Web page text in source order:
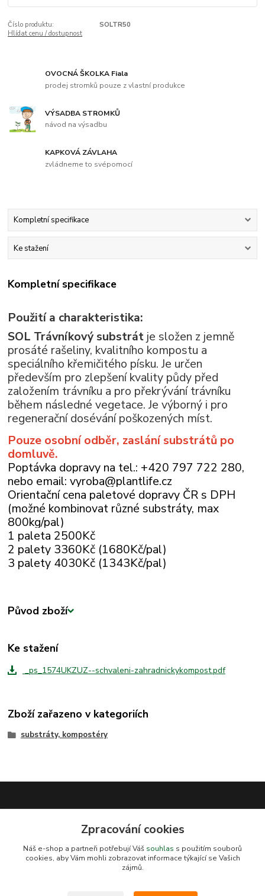
Číslo produktu:
SOLTR50
Hlídat cenu / dostupnost
OVOCNÁ ŠKOLKA Fiala
prodej stromků pouze z vlastní produkce
VÝSADBA STROMKŮ
návod na výsadbu
KAPKOVÁ ZÁVLAHA
zvládneme to svépomocí
Kompletní specifikace
Ke stažení
Kompletní specifikace
Použití a charakteristika:
SOL Trávníkový substrát je složen z jemně
prosáté rašeliny, kvalitního kompostu a
speciálního křemičitého písku. Je určen
především pro zlepšení kvality půdy před
založením trávníku a pro překrývání trávníku
během následné vegetace. Je výborný i pro
regenerační dosévání poškozených míst.
Pouze osobní odběr, zaslání substrátů po
domluvě.
Poptávka dopravy na tel.: +420 797 722 280,
nebo email: vyroba@plantlife.cz
Orientační cena paletové dopravy ČR s DPH
(možné kombinovat různé substráty, max
800kg/pal)
1 paleta 2500Kč
2 palety 3360Kč (1680Kč/pal)
3 palety 4030Kč (1343Kč/pal)
Původ zboží
Ke stažení
_ps_1574UKZUZ--schvaleni-zahradnickykompost.pdf
Zboží zařazeno v kategoriích
substráty, kompostéry
Zpracování cookies
Náš e-shop a partneři potřebují Váš souhlas s použitím souborů
cookies, aby Vám mohli zobrazovat informace týkající se Vašich
zájmů.